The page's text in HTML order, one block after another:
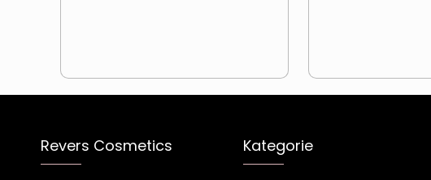
Revers Cosmetics Kategorie